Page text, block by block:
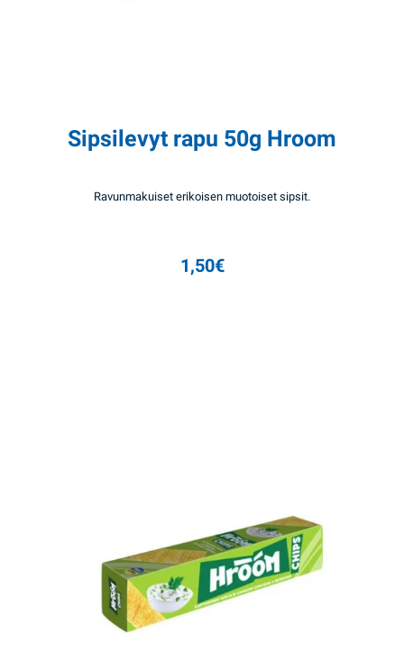
Sipsilevyt rapu 50g Hroom
Ravunmakuiset erikoisen muotoiset sipsit.
1,50€